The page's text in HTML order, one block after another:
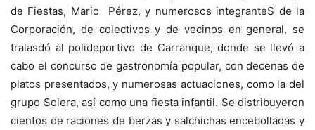
de Fiestas, Mario Pérez, y numerosos integranteS de la
Corporación, de colectivos y de vecinos en general, se
tralasdó al polideportivo de Carranque, donde se llevó a
cabo el concurso de gastronomía popular, con decenas de
platos presentados, y numerosas actuaciones, como la del
grupo Solera, así como una fiesta infantil. Se distribuyeron
cientos de raciones de berzas y salchichas encebolladas y